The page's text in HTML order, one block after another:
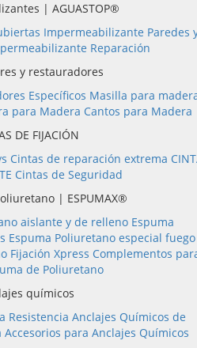
| AGUASTOP®
Impermeabilizante Paredes
Reparación
y restauradores
Específicos Masilla para
para Madera Cantos para Madera
DE FIJACIÓN
Cintas de reparación extrema
Cintas de Seguridad
| ESPUMAX®
aislante y de relleno Espuma
Espuma Poliuretano especial fuego
Fijación Xpress Complementos
de Poliuretano
químicos
Resistencia Anclajes Químicos de
Accesorios para Anclajes Químicos